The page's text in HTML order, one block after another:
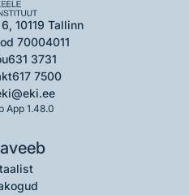
10119 Tallinn
70004011
631 3731
617 7500
App 1.48.0